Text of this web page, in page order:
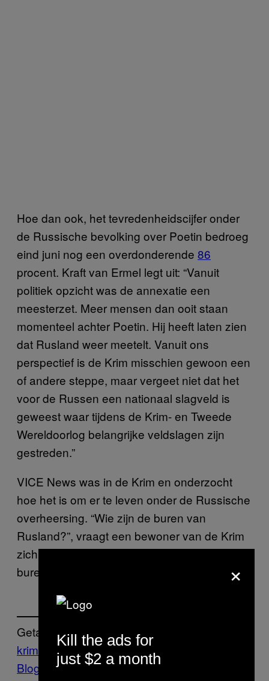
Hoe dan ook, het tevredenheidscijfer onder
de Russische bevolking over Poetin bedroeg
eind juni nog een overdonderende 86
procent. Kraft van Ermel legt uit: “Vanuit
politiek opzicht was de annexatie een
meesterzet. Meer mensen dan ooit staan
momenteel achter Poetin. Hij heeft laten zien
dat Rusland weer meetelt. Vanuit ons
perspectief is de Krim misschien gewoon een
of andere steppe, maar vergeet niet dat het
voor de Russen een nationaal slagveld is
geweest waar tijdens de Krim- en Tweede
Wereldoorlog belangrijke veldslagen zijn
gestreden.”
VICE News was in de Krim en onderzocht
hoe het is om er te leven onder de Russische
overheersing. “Wie zijn de buren van
Rusland?”, vraagt een bewoner van de Krim
zich hardop af. “Wie Rusland wil dat zijn
buren zijn, dát zijn de buren van Rusland.”
Getagd:
krim
nieuws Oekraine Poetin
Blog
×
Kill the ads for
just $2 a month